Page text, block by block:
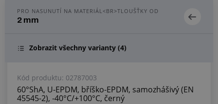
PRO NASUNUTÍ NA MATERIÁL<BR>TLOUŠŤKY OD
2 mm
Zobrazit všechny varianty (4)
Kód produktu: 02787003
60°ShA, U-EPDM, bříško-EPDM, samozhášivý (EN
45545-2), -40°C/+100°C, černý